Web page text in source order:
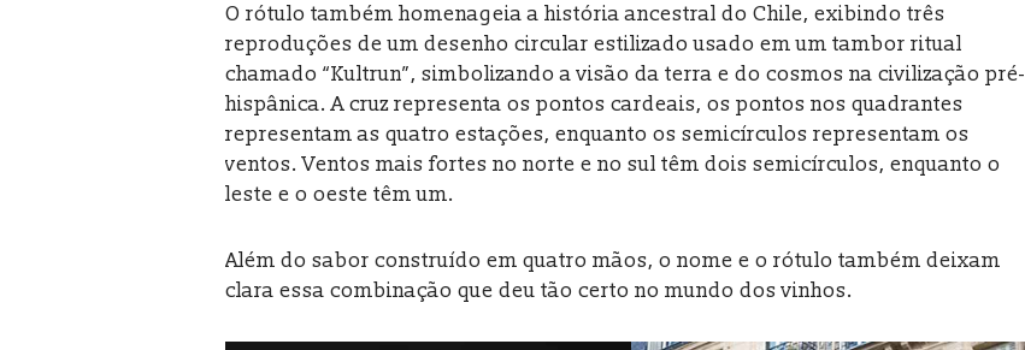
O rótulo também homenageia a história ancestral do Chile, exibindo três
reproduções de um desenho circular estilizado usado em um tambor ritual
chamado “Kultrun”, simbolizando a visão da terra e do cosmos na civilização pré-
hispânica. A cruz representa os pontos cardeais, os pontos nos quadrantes
representam as quatro estações, enquanto os semicírculos representam os
ventos. Ventos mais fortes no norte e no sul têm dois semicírculos, enquanto o
leste e o oeste têm um.
Além do sabor construído em quatro mãos, o nome e o rótulo também deixam
clara essa combinação que deu tão certo no mundo dos vinhos.